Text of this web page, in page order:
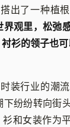
出了一种植
界观里，松弛
衫的领子也可
装行业的潮
纷纷转向街
和女装作为